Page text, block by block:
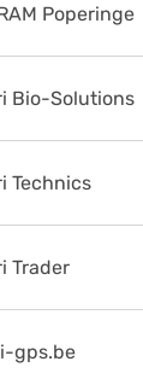
Poperinge
Bio-Solutions
Technics
Trader
gps.be